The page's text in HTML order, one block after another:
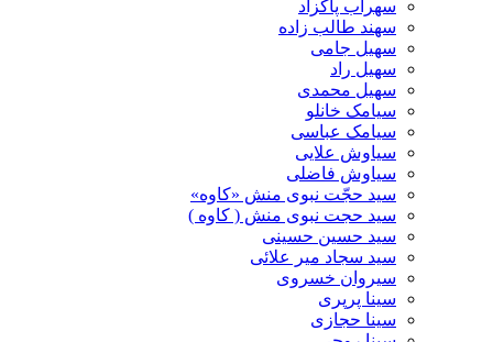
سهراب پاکزاد
سهند طالب زاده
سهیل جامی
سهیل راد
سهیل محمدی
سیامک خانلو
سیامک عباسی
سیاوش علایی
سیاوش فاضلی
سید حجّت نبوی منش «کاوه»
سید حجت نبوی منش ( کاوه )
سید حسین حسینى
سید سجاد میر علائی
سیروان خسروی
سینا پرپری
سینا حجازی